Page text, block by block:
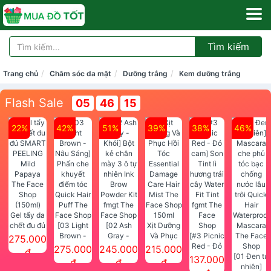
Tìm kiếm
Trang chủ Chăm sóc da mặt Dưỡng trắng Kem dưỡng trắng
Flash Sale 05 46 15
22%
Gel tẩy da
chết đu đủ
SMART
PEELING
275.000
đ
42%
[03 Light
Brown -
Nâu Sáng]
Phấn che
275.000
đ
51%
[02 Ash
Gray -
Khói] Bột
kẻ chân
245.000
đ
39%
Xịt Dưỡng
Và Phục
Hồi Tóc
Essential
215.000
đ
38%
[#3 Picnic
Red - Đỏ
cam] Son
137.000
46%
[01 Đen tự
nhiên]